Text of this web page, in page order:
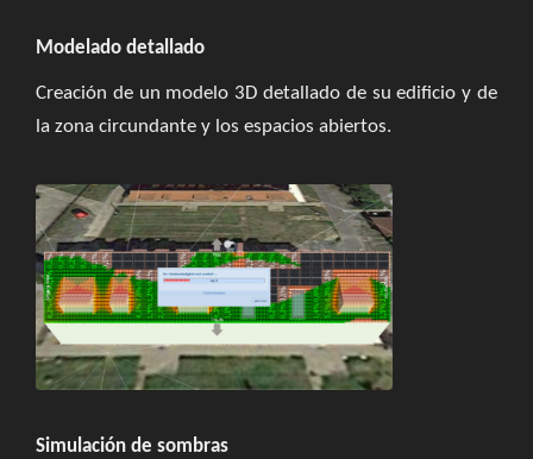
Modelado detallado
Creación de un modelo 3D detallado de su edificio y de
la zona circundante y los espacios abiertos.
Simulación de sombras